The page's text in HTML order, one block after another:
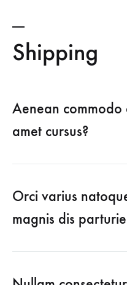
Shipping
Aenean commodo
amet cursus?
Orci varius
magnis dis